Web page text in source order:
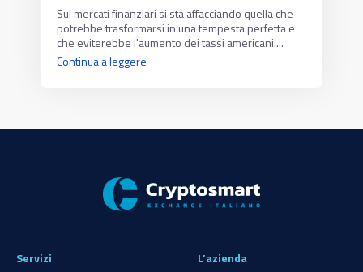
Sui mercati finanziari si sta affacciando quella che
potrebbe trasformarsi in una tempesta perfetta e
che eviterebbe l'aumento dei tassi americani....
Continua a leggere
Servizi
L’azienda